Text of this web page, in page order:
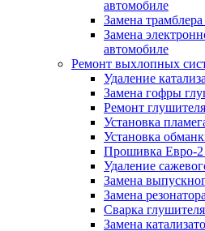
автомобиле
Замена
Замена
автомобиле
Ремонт выхлопных
Удаление
Замена гофры
Ремонт глушителя
Установка
Установка
Прошивка Евро-
Удаление
Замена
Замена резонатора
Сварка глушителя
Замена